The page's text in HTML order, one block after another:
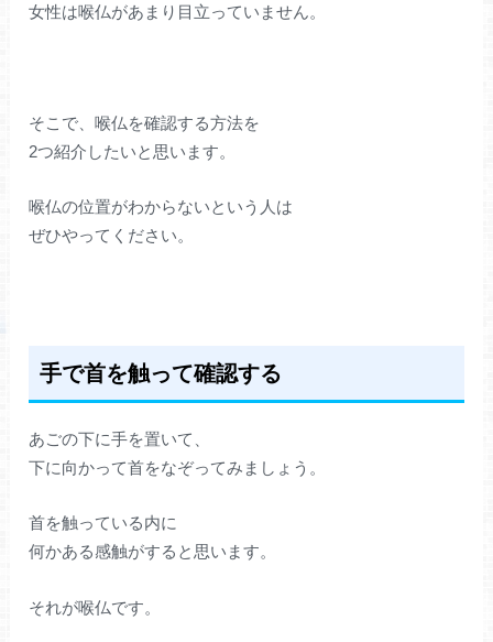
女性は喉仏があまり目立っていません。
そこで、喉仏を確認する方法を
2つ紹介したいと思います。
喉仏の位置がわからないという人は
ぜひやってください。
手で首を触って確認する
あごの下に手を置いて、
下に向かって首をなぞってみましょう。
首を触っている内に
何かある感触がすると思います。
それが喉仏です。